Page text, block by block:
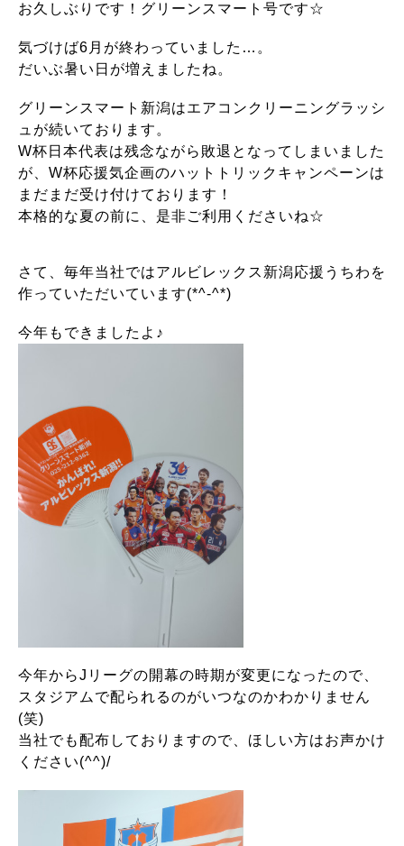
お久しぶりです！グリーンスマート号です☆
気づけば6月が終わっていました…。
だいぶ暑い日が増えましたね。
グリーンスマート新潟はエアコンクリーニングラッシ
ュが続いております。
W杯日本代表は残念ながら敗退となってしまいました
が、W杯応援気企画のハットトリックキャンペーンは
まだまだ受け付けております！
本格的な夏の前に、是非ご利用くださいね☆
さて、毎年当社ではアルビレックス新潟応援うちわを
作っていただいています(*^-^*)
今年もできましたよ♪
今年からJリーグの開幕の時期が変更になったので、
スタジアムで配られるのがいつなのかわかりません
(笑)
当社でも配布しておりますので、ほしい方はお声かけ
ください(^^)/